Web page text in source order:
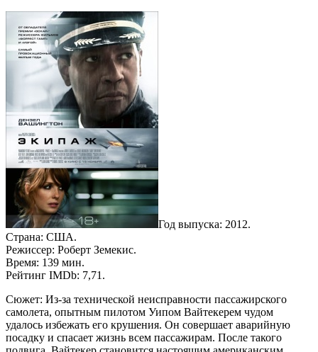
Год выпуска: 2012.
Страна: США.
Режиссер: Роберт Земекис.
Время: 139 мин.
Рейтинг IMDb: 7,71.
Сюжет: Из-за технической неисправности пассажирского
самолета, опытным пилотом Уипом Вайтекерем чудом
удалось избежать его крушения. Он совершает аварийную
посадку и спасает жизнь всем пассажирам. После такого